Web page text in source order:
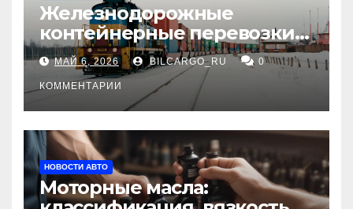
Железнодорожные
контейнерные перевозки
из Китая в Россию:
маршруты, сроки и
требования
МАЙ 6, 2026 BILCARGO_RU 0
КОММЕНТАРИИ
НОВОСТИ АВТО
Моторные масла: